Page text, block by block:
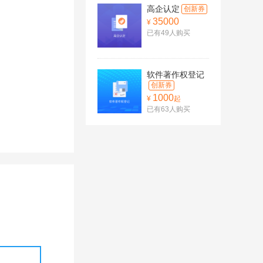
高企认定 创新券
¥ 35000
已有49人购买
软件著作权登记
创新券
¥ 1000起
已有63人购买